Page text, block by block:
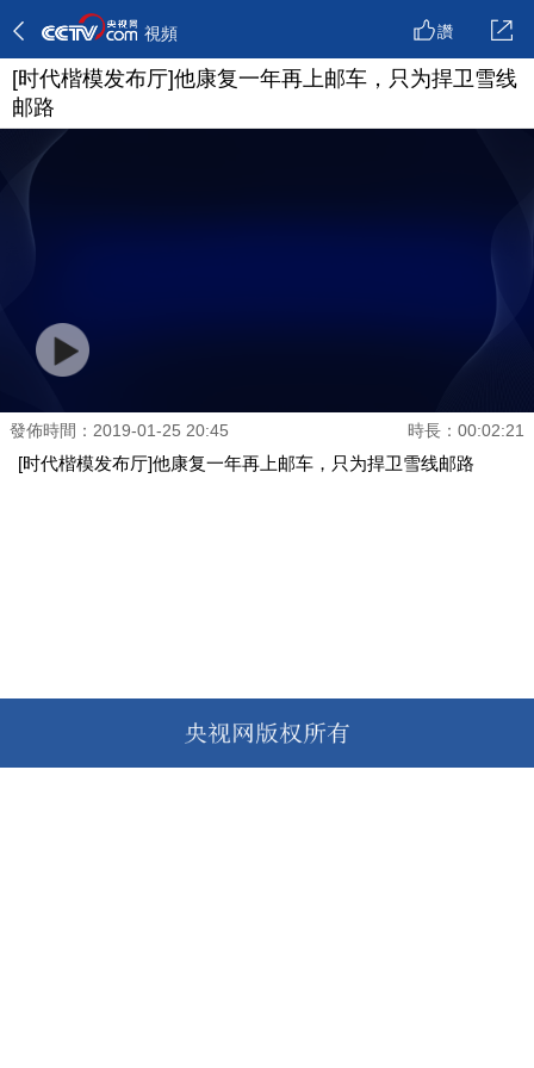
視頻 讚
[时代楷模发布厅]他康复一年再上邮车，只为捍卫雪线
邮路
發佈時間：2019-01-25 20:45 時長：00:02:21
[时代楷模发布厅]他康复一年再上邮车，只为捍卫雪线邮路